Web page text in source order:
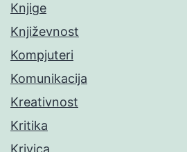
Knjige
Književnost
Kompjuteri
Komunikacija
Kreativnost
Kritika